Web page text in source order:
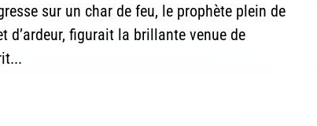
sur un char de feu, le prophète plein de
d’ardeur, figurait la brillante venue de